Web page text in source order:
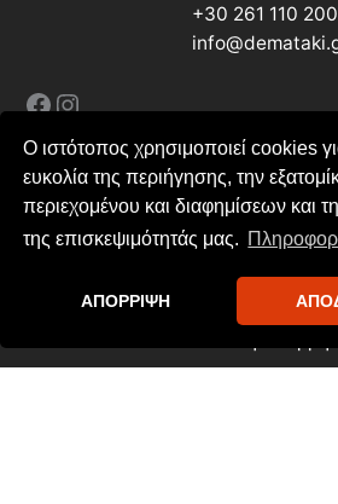
Ο ιστότοπος χρησιμοποιεί cookies
ευκολία της περιήγησης, την
περιεχομένου και διαφημίσεων και
της επισκεψιμότητάς μας.
ΑΠΟΡΡΙΨΗ
+30 261 110
Facebook
Instagram
Copyright © 2026
Όροι Αποστολών &